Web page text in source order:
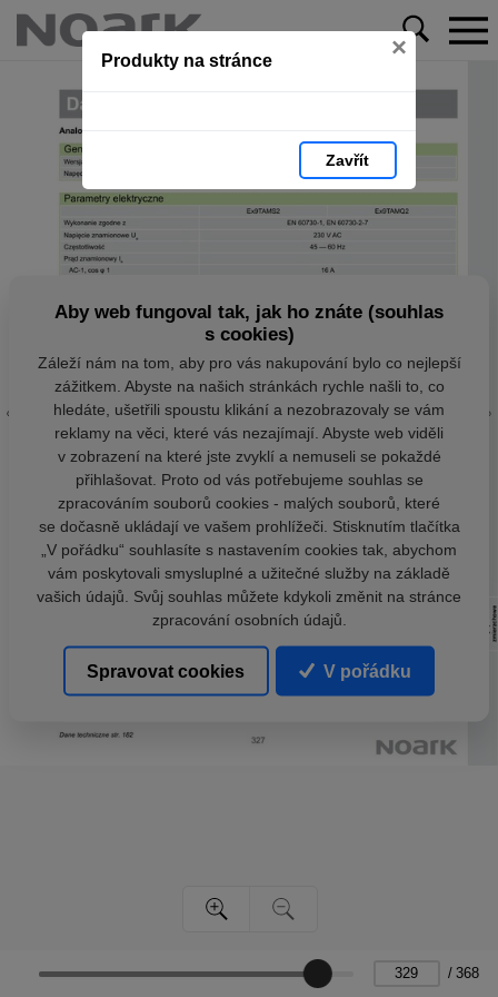
Produkty na stránce ×
Zavřít
/ 368
Aby web fungoval tak, jak ho znáte (souhlas
s cookies)
Záleží nám na tom, aby pro vás nakupování bylo co nejlepší
zážitkem. Abyste na našich stránkách rychle našli to, co
hledáte, ušetřili spoustu klikání a nezobrazovaly se vám
reklamy na věci, které vás nezajímají. Abyste web viděli
v zobrazení na které jste zvyklí a nemuseli se pokaždé
přihlašovat. Proto od vás potřebujeme souhlas se
zpracováním souborů cookies - malých souborů, které
se dočasně ukládají ve vašem prohlížeči. Stisknutím tlačítka
„V pořádku“ souhlasíte s nastavením cookies tak, abychom
vám poskytovali smysluplné a užitečné služby na základě
vašich údajů. Svůj souhlas můžete kdykoli změnit na stránce
zpracování osobních údajů.
Spravovat cookies V pořádku